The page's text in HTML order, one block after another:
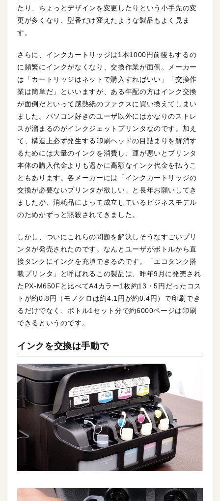
たり、ちょっとデザインを変更したりという小手先の変
更が多くなり、型番だけ変えたような製品もよく見ま
す。
さらに、インクカートリッジは1本1000円前後もするの
に頻繁にインクがなくなり、交換作業が面倒。メーカー
は「カートリッジはネットで購入すればいい」「交換作
業は簡単だ」といいますが、ある年配の方はインク交換
が面倒だといって感熱紙のファクスに買い換えてしまい
ました。パソコン好きのユーザ以外にはかなりのストレ
スが溜まるのがインクジェットプリンタなのです。加え
て、構造上必ず発生する印刷ヘッドの目詰まりを解消す
るためには大量のインクを消費し、運が悪いとプリンタ
本体の購入代金よりも遥かに高額なインク代金を払うこ
ともあります。各メーカーには「インクカートリッジの
交換が必要ないプリンタが欲しい」と長年お願いしてき
ましたが、消耗品によって成立しているビジネスモデル
のためかずっと黙殺されてきました。
しかし、ついにこれらの問題を解決しそうなすごいプリ
ンタが発売されたのです。なんとユーザがボトルから直
接タンクにインクを充填できるのです。「エコタンク搭
載プリンタ」と呼ばれるこの製品は、昨年9月に発売され
たPX-M650Fと比べてA4カラー1枚約13・5円だったコス
トが約0.8円（モノクロは約4.1円が約0.4円）で印刷でき
るだけでなく、ボトル1セット分で約6000ページは印刷
できるというのです。
インクを交換は手動で